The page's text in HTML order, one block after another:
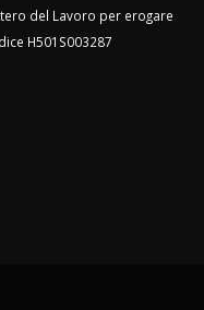
del Lavoro per erogare
H501S003287